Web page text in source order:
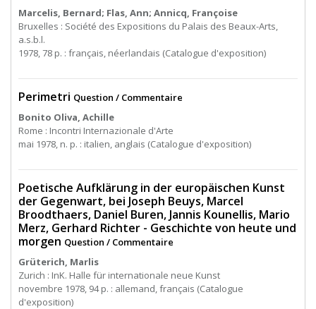
Marcelis, Bernard; Flas, Ann; Annicq, Françoise
Bruxelles : Société des Expositions du Palais des Beaux-Arts,
a.s.b.l.
1978, 78 p. : français, néerlandais (Catalogue d'exposition)
Perimetri Question / Commentaire
Bonito Oliva, Achille
Rome : Incontri Internazionale d'Arte
mai 1978, n. p. : italien, anglais (Catalogue d'exposition)
Poetische Aufklärung in der europäischen Kunst
der Gegenwart, bei Joseph Beuys, Marcel
Broodthaers, Daniel Buren, Jannis Kounellis, Mario
Merz, Gerhard Richter - Geschichte von heute und
morgen Question / Commentaire
Grüterich, Marlis
Zurich : InK. Halle für internationale neue Kunst
novembre 1978, 94 p. : allemand, français (Catalogue
d'exposition)